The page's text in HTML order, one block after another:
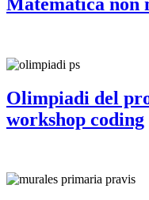
Olimpiadi del
workshop coding